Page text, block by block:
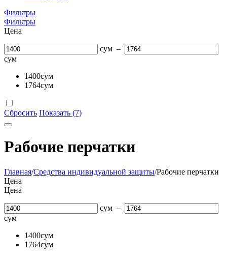
Фильтры
Фильтры
Цена
сум –
сум
1400сум
1764сум
Сбросить Показать (7)
Рабочие перчатки
Главная/Средства индивидуальной защиты/Рабочие перчатки
Цена
Цена
сум –
сум
1400сум
1764сум